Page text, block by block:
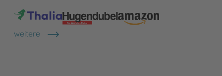
weitere
Shops anzeigen